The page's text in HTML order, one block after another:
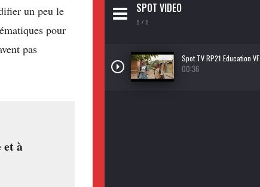
un peu le
pour
pas
à
SPOT VIDEO
1 / 1
Spot TV RP21 Education VF
00:36